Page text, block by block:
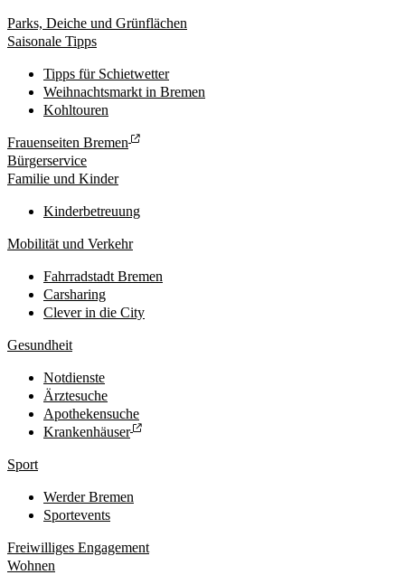
Parks, Deiche und Grünflächen
Saisonale Tipps
Tipps für Schietwetter
Weihnachtsmarkt in Bremen
Kohltouren
Frauenseiten Bremen
Bürgerservice
Familie und Kinder
Kinderbetreuung
Mobilität und Verkehr
Fahrradstadt Bremen
Carsharing
Clever in die City
Gesundheit
Notdienste
Ärztesuche
Apothekensuche
Krankenhäuser
Sport
Werder Bremen
Sportevents
Freiwilliges Engagement
Wohnen